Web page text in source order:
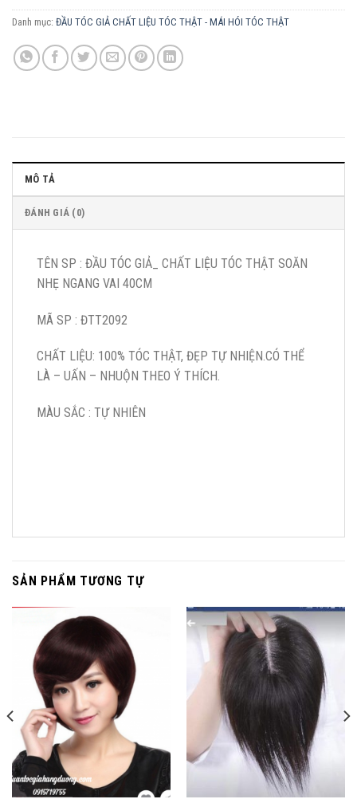
Danh mục: ĐẦU TÓC GIẢ CHẤT LIỆU TÓC THẬT - MÁI HÓI TÓC THẬT
MÔ TẢ
ĐÁNH GIÁ (0)
TÊN SP : ĐẦU TÓC GIẢ_ CHẤT LIỆU TÓC THẬT SOĂN
NHẸ NGANG VAI 40CM
MÃ SP : ĐTT2092
CHẤT LIỆU: 100% TÓC THẬT, ĐẸP TỰ NHIỆN.CÓ THỂ
LÀ – UẤN – NHUỘN THEO Ý THÍCH.
MÀU SẮC : TỰ NHIÊN
SẢN PHẨM TƯƠNG TỰ